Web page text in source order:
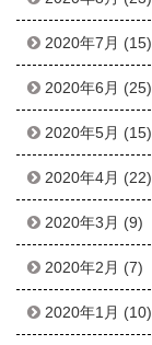
2020年7月 (15)
2020年6月 (25)
2020年5月 (15)
2020年4月 (22)
2020年3月 (9)
2020年2月 (7)
2020年1月 (10)